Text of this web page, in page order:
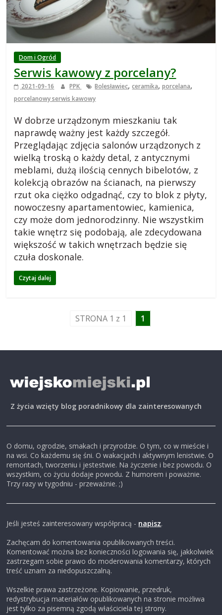
e
s
k
b
o
g
e
j
s
k
i
,
b
l
o
g
Dom i Ogród
Serwis kawowy z porcelany?
2021-09-16 PPK Bolesławiec,ceramika,porcelana,
porcelanowy serwis kawowy
W dobrze urządzonym mieszkaniu tak
naprawdę ważny jest każdy szczegół.
Przeglądając zdjęcia salonów urządzonych z
wielką troską o każdy detal, z antycznymi
meblami, dużą ilością cennych bibelotów, z
kolekcją obrazów na ścianach, na pierwszy
rzut oka ciężko odgadnąć, czy to blok z płyty,
nowoczesny apartamentowiec, kamienica,
czy może dom jednorodzinny. Nie wszystkim
takie wnętrz się podobają, ale zdecydowana
większość w takich wnętrzach będzie się
czuła doskonale.
Czytaj dalej
STRONA 1 z 1 1
Z życia wzięty blog poradnikowy dla zainteresowanych
O domu, ogrodzie, smakach i przyrodzie. O tym, co w mieście i
na wsi. Co każdemu się śni. O wakacjach i aktywnym lenistwie. O
remontach, tworzeniu i jestestwie. Na życzenie i bez powodu. O
wszystkim, co życiu dodaje powodu. Z humorem i poważnie.
Trzy razy w tygodniu - przeważnie. ;)
Jeśli jesteś zainteresowany współpracą - napisz.
Zachęcam do komentowania opublikowanych treści.
Komentować można bez konieczności logowania się, jakkolwiek
zastrzegam sobie prawo do moderowania komentarzy, których
treść uznam za niedopuszczalną.
Wszelkie prawa zastrzeżone. Kopiowanie, przedruk,
redystrybucja materiałów opublikowanych na stronie możliwa
jest tylko za pisemną zgodą właściciela tej strony.